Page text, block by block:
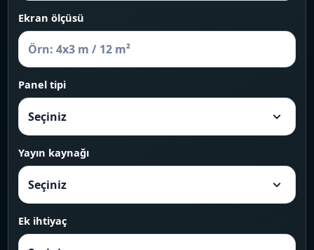
Ekran ölçüsü
Panel tipi
Yayın kaynağı
Ek ihtiyaç